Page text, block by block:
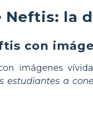
Neftis: la
con
imágenes
estudiantes a